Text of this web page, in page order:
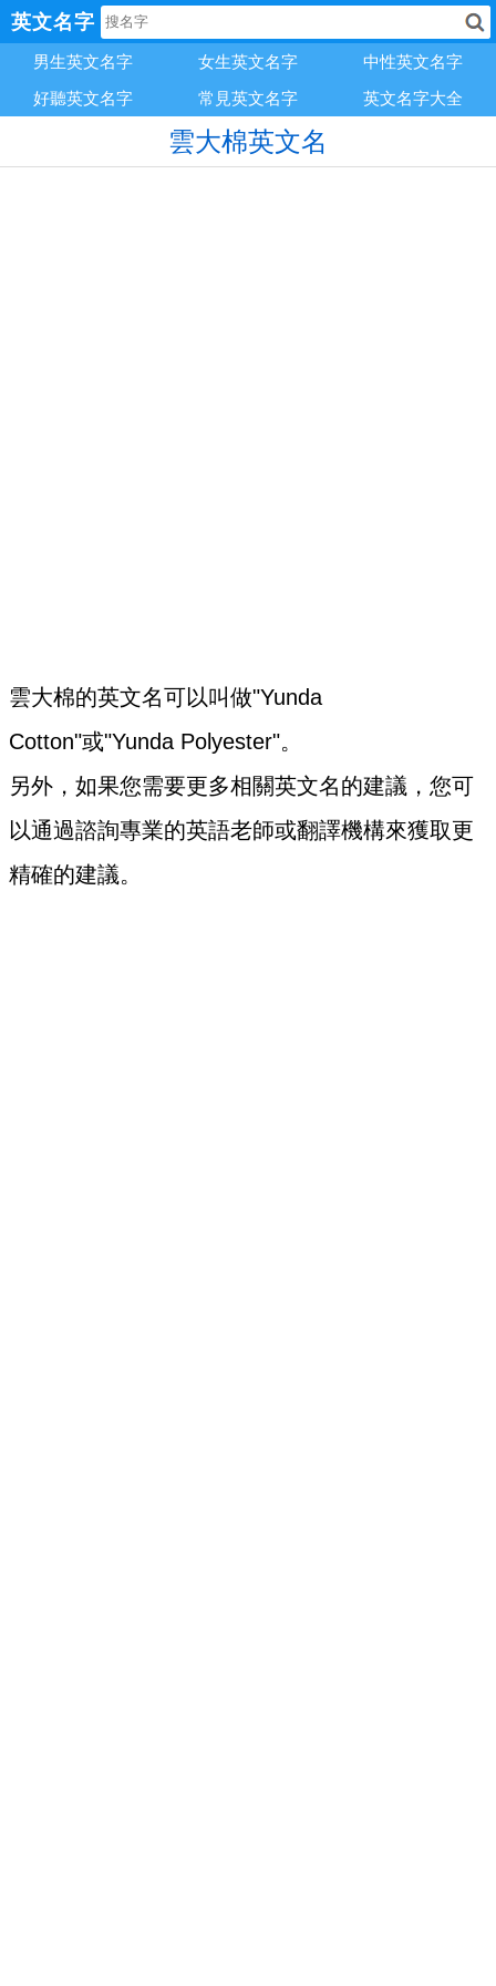
英文名字
男生英文名字 女生英文名字
中性英文名字
好聽英文名字
常見英文名字 英文名字大全
雲大棉英文名
雲大棉的英文名可以叫做"Yunda
Cotton"或"Yunda Polyester"。
另外，如果您需要更多相關英文名的建議，您可
以通過諮詢專業的英語老師或翻譯機構來獲取更
精確的建議。